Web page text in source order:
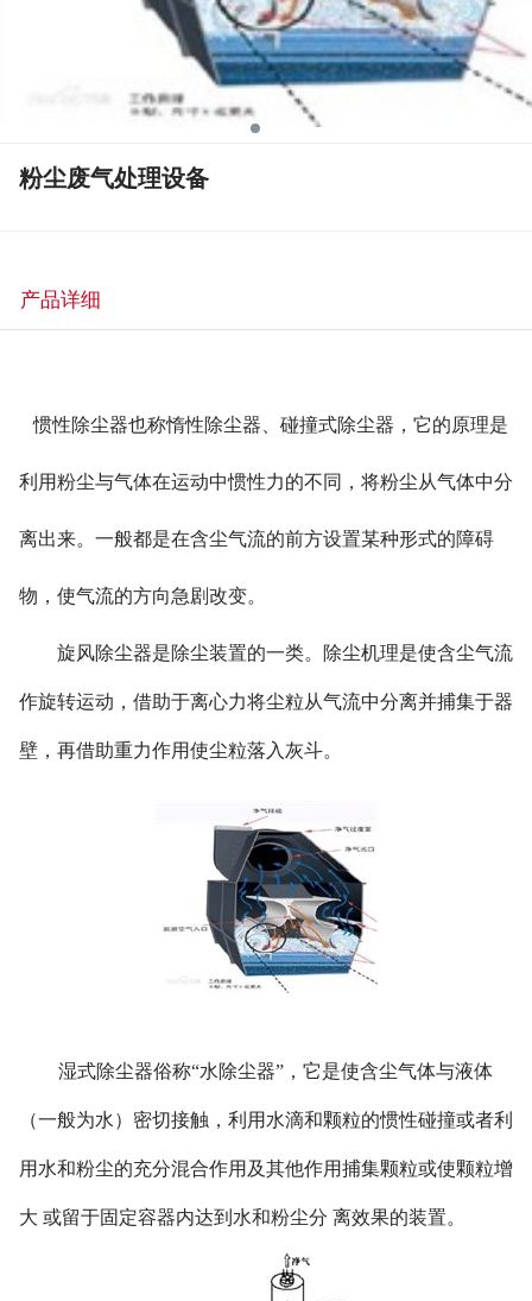
粉尘废气处理设备
产品详细
惯性除尘器也称惰性除尘器、碰撞式除尘器，它的原理是
利用粉尘与气体在运动中惯性力的不同，将粉尘从气体中分
离出来。一般都是在含尘气流的前方设置某种形式的障碍
物，使气流的方向急剧改变。
旋风除尘器是除尘装置的一类。除尘机理是使含尘气流
作旋转运动，借助于离心力将尘粒从气流中分离并捕集于器
壁，再借助重力作用使尘粒落入灰斗。
湿式除尘器俗称“水除尘器”，它是使含尘气体与液体
（一般为水）密切接触，利用水滴和颗粒的惯性碰撞或者利
用水和粉尘的充分混合作用及其他作用捕集颗粒或使颗粒增
大 或留于固定容器内达到水和粉尘分 离效果的装置。